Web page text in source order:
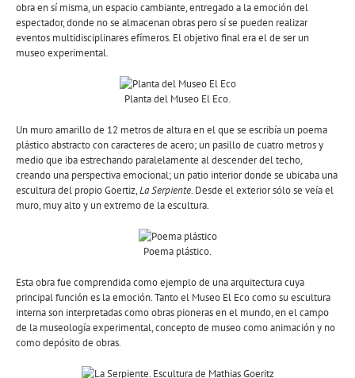
obra en sí misma, un espacio cambiante, entregado a la emoción del
espectador, donde no se almacenan obras pero sí se pueden realizar
eventos multidisciplinares efímeros. El objetivo final era el de ser un
museo experimental.
Planta del Museo El Eco.
Un muro amarillo de 12 metros de altura en el que se escribía un poema
plástico abstracto con caracteres de acero; un pasillo de cuatro metros y
medio que iba estrechando paralelamente al descender del techo,
creando una perspectiva emocional; un patio interior donde se ubicaba una
escultura del propio Goertiz,La Serpiente. Desde el exterior sólo se veía el
muro, muy alto y un extremo de la escultura.
Poema plástico.
Esta obra fue comprendida como ejemplo de una arquitectura cuya
principal función es la emoción. Tanto el Museo El Eco como su escultura
interna son interpretadas como obras pioneras en el mundo, en el campo
de la museología experimental, concepto de museo como animación y no
como depósito de obras.